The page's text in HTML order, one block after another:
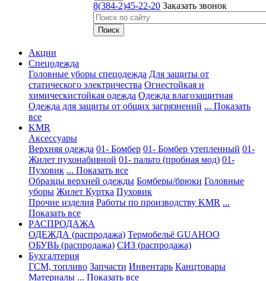
8(384-2)45-22-20 Заказать звонок
Акции
Спецодежда
Головные уборы спецодежда Для защиты от
статического электричества Огнестойкая и
химическистойкая одежда Одежда влагозащитная
Одежда для защиты от общих загрязнений ... Показать
все
KMR
Аксессуары
Верхняя одежда 01- Бомбер 01- Бомбер утепленный 01-
Жилет пухонабивной 01- пальто (пробная мод) 01-
Пуховик ... Показать все
Образцы верхней одежды Бомберы/брюки Головные
уборы Жилет Куртка Пуховик
Прочие изделия Работы по производству KMR ...
Показать все
PАСПРОДАЖА
ОДЕЖДА (распродажа) Термобельё GUAHOO
ОБУВЬ (распродажа) СИЗ (распродажа)
Бухгалтерия
ГСМ, топливо Запчасти Инвентарь Канцтовары
Материалы ... Показать все